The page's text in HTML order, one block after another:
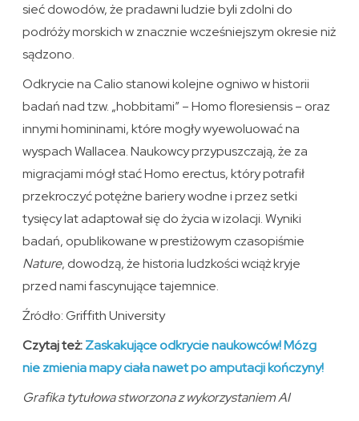
sieć dowodów, że pradawni ludzie byli zdolni do
podróży morskich w znacznie wcześniejszym okresie niż
sądzono.
Odkrycie na Calio stanowi kolejne ogniwo w historii
badań nad tzw. „hobbitami” – Homo floresiensis – oraz
innymi homininami, które mogły wyewoluować na
wyspach Wallacea. Naukowcy przypuszczają, że za
migracjami mógł stać Homo erectus, który potrafił
przekroczyć potężne bariery wodne i przez setki
tysięcy lat adaptował się do życia w izolacji. Wyniki
badań, opublikowane w prestiżowym czasopiśmie
Nature, dowodzą, że historia ludzkości wciąż kryje
przed nami fascynujące tajemnice.
Źródło: Griffith University
Czytaj też:Zaskakujące odkrycie naukowców! Mózg
nie zmienia mapy ciała nawet po amputacji kończyny!
Grafika tytułowa stworzona z wykorzystaniem AI